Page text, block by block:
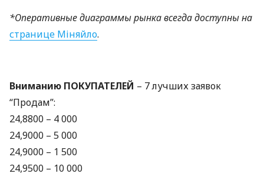
*Оперативные диаграммы рынка всегда доступны на
странице Міняйло.
Вниманию ПОКУПАТЕЛЕЙ – 7 лучших заявок
“Продам”:
24,8800 – 4 000
24,9000 – 5 000
24,9000 – 1 500
24,9500 – 10 000